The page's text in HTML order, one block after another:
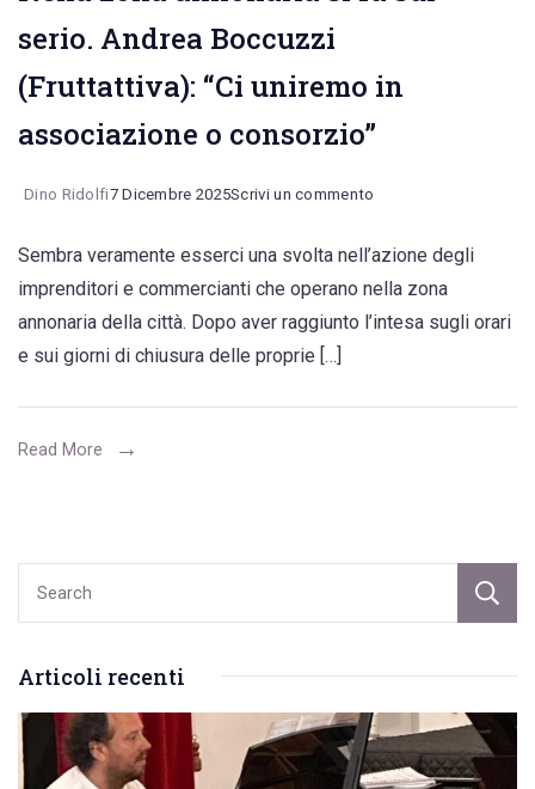
serio. Andrea Boccuzzi
(Fruttattiva): “Ci uniremo in
associazione o consorzio”
Dino Ridolfi7 Dicembre 2025Scrivi un commento
zona
annonaria
sul
uniremo
o
consorzio”
Sembra veramente esserci una svolta nell’azione degli
imprenditori e commercianti che operano nella zona
annonaria della città. Dopo aver raggiunto l’intesa sugli orari
e sui giorni di chiusura delle proprie […]
Read More
Articoli recenti